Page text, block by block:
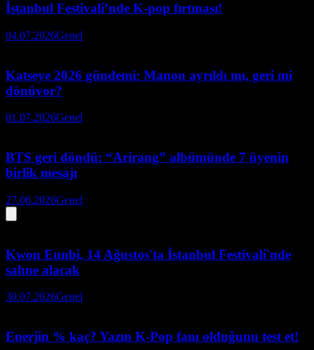
İstanbul Festivali’nde K-pop fırtınası!
04.07.2026Genel
Katseye 2026 gündemi: Manon ayrıldı mı, geri mi
dönüyor?
01.07.2026Genel
BTS geri döndü: “Arirang” albümünde 7 üyenin
birlik mesajı
27.06.2026Genel
Kwon Eunbi, 14 Ağustos'ta İstanbul Festivali'nde
sahne alacak
30.07.2026Genel
Enerjin % kaç? Yazın K-Pop fanı olduğunu test et!